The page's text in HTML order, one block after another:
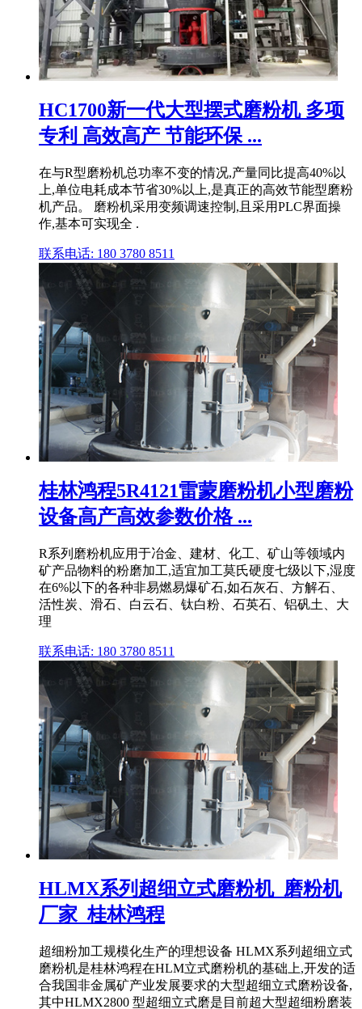
HC1700新一代大型摆式磨粉机 多项
专利 高效高产 节能环保 ...
在与R型磨粉机总功率不变的情况,产量同比提高40%以
上,单位电耗成本节省30%以上,是真正的高效节能型磨粉
机产品。 磨粉机采用变频调速控制,且采用PLC界面操
作,基本可实现全 .
联系电话: 180 3780 8511
桂林鸿程5R4121雷蒙磨粉机小型磨粉
设备高产高效参数价格 ...
R系列磨粉机应用于冶金、建材、化工、矿山等领域内
矿产品物料的粉磨加工,适宜加工莫氏硬度七级以下,湿度
在6%以下的各种非易燃易爆矿石,如石灰石、方解石、
活性炭、滑石、白云石、钛白粉、石英石、铝矾土、大
理
联系电话: 180 3780 8511
HLMX系列超细立式磨粉机_磨粉机
厂家_桂林鸿程
超细粉加工规模化生产的理想设备 HLMX系列超细立式
磨粉机是桂林鸿程在HLM立式磨粉机的基础上,开发的适
合我国非金属矿产业发展要求的大型超细立式磨粉设备,
其中HLMX2800 型超细立式磨是目前超大型超细粉磨装